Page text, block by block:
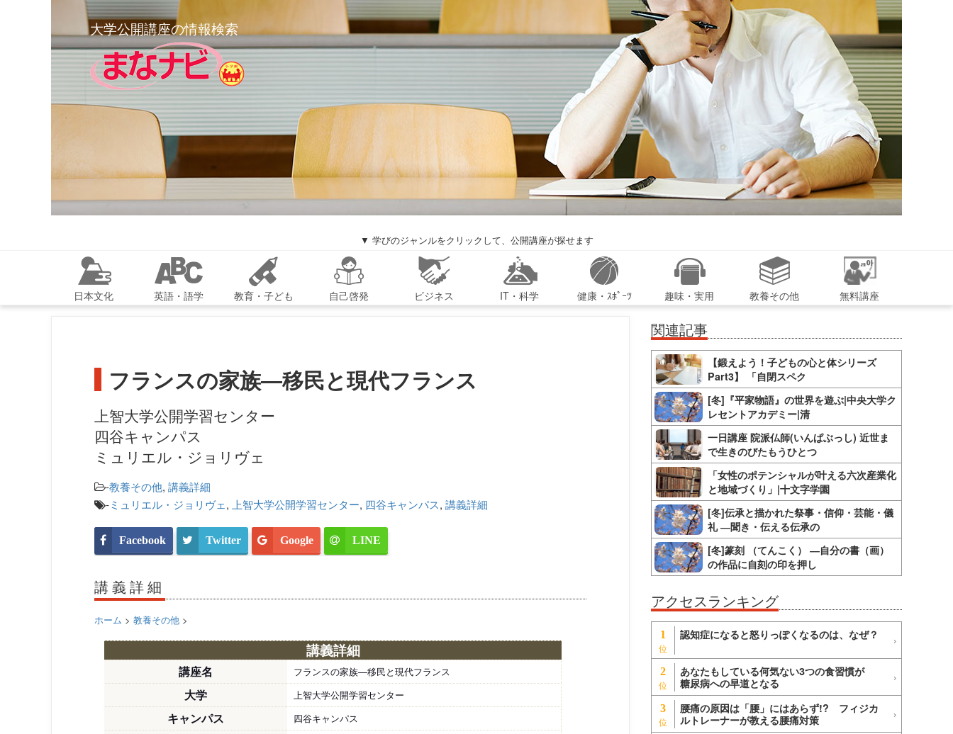
大学公開講座の情報検索
▼ 学びのジャンルをクリックして、公開講座が探せます
日本文化 英語・語学 教育・子ども 自己啓発 ビジネス IT・科学 健康・ｽﾎﾟｰﾂ 趣味・実用 教養その他 無料講座
フランスの家族―移民と現代フランス
上智大学公開学習センター
四谷キャンパス
ミュリエル・ジョリヴェ
-教養その他, 講義詳細
-ミュリエル・ジョリヴェ, 上智大学公開学習センター, 四谷キャンパス, 講義詳細
Facebook Twitter Google LINE
講義詳細
ホーム > 教養その他 >
講義詳細
講座名 フランスの家族―移民と現代フランス
大学 上智大学公開学習センター
キャンパス 四谷キャンパス
関連記事
【鍛えよう！子どもの心と体シリーズ
Part3】 「自閉スペク
[冬]『平家物語』の世界を遊ぶ|中央大学ク
レセントアカデミー|清
一日講座 院派仏師(いんぱぶっし) 近世ま
で生きのびたもうひとつ
「女性のポテンシャルが叶える六次産業化
と地域づくり」|十文字学園
[冬]伝承と描かれた祭事・信仰・芸能・儀
礼 ―聞き・伝える伝承の
[冬]篆刻 （てんこく） ―自分の書（画）
の作品に自刻の印を押し
アクセスランキング
1 認知症になると怒りっぽくなるのは、なぜ？
2
あなたもしている何気ない3つの食習慣が
糖尿病への早道となる
3
腰痛の原因は「腰」にはあらず!? フィジカ
ルトレーナーが教える腰痛対策